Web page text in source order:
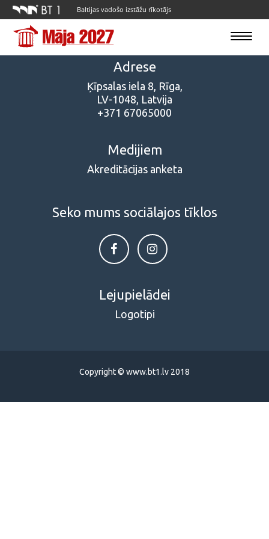
Baltijas vadošo izstāžu rīkotājs
Toggle
Adrese
Ķīpsalas iela 8, Rīga,
LV-1048, Latvija
+371 67065000
Medijiem
Akreditācijas anketa
Seko mums sociālajos tīklos
Lejupielādei
Logotipi
Copyright © www.bt1.lv 2018